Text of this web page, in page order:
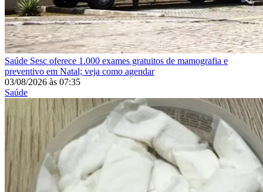
Saúde Sesc oferece 1.000 exames gratuitos de mamografia e
preventivo em Natal; veja como agendar
03/08/2026 às 07:35
Saúde